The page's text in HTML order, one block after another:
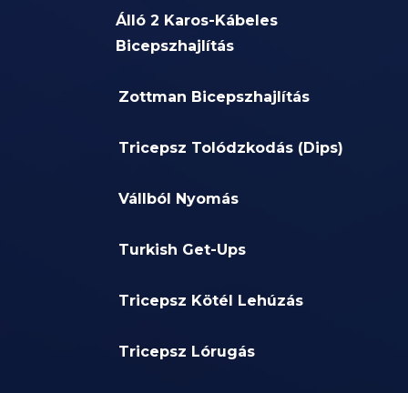
Álló 2 Karos-Kábeles
Bicepszhajlítás
Zottman Bicepszhajlítás
Tricepsz Tolódzkodás (Dips)
Vállból Nyomás
Turkish Get-Ups
Tricepsz Kötél Lehúzás
Tricepsz Lórugás